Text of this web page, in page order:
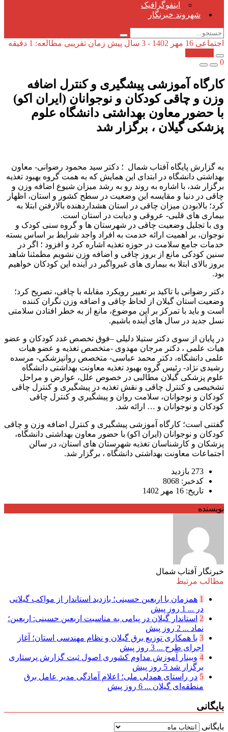
اینفوگرافیک
شهروند خبرنگار
اجتماعی 16 مهر 1402 - 3 سال پیش
زمان تقریبی مطالعه: 1 دقیقه
0
کارگاه آموزشی پیشگیری و کنترل اضافه
وزن و چاقی کودکان و نوجوانان (ایران اکو)
با حضور معاون بهداشتی دانشگاه علوم
پزشکی گیلان ، برگزار شد
به گزارش پایگاه آفتاب شمال ؛ دکتر سید محمود رضوانی- معاون
بهداشتی دانشگاه در ابتدای این همایش که به همت گروه بهبود تغذیه
برگزار شد، با اشاره به روند رو به رشد میزان شیوع اضافه وزن و
چاقی در دنیا و مقایسه این وضعیت در سطح کشور و استان، اظهار
کرد؛ بالابودن میزان چاقی در استان هشداردهنده بالارفتن ابتلا به
بیماری های قلبی- عروقی و دیابت در استان است.
وی با تجلیل وضعیت چاقی در شهرستان ها و گروه سنی کودک و
نوجوان، بر اهمیت ارائه خدمت به افراد واجد شرایط بر اساس بسته
خدمات جامع سلامت در حوزه تغذیه اشاره کرد و افزود ؛ اگر در
سنین کودکی مانع از بروز چاقی و اضافه وزن نشویم مطمئنا شاهد
بروز بالای ابتلا به بیماری های غیرواگیر در آینده این کودکان خواهیم
بود.
دکتر رضوانی با تاکید بر تغییر رویکرد مقابله با چاقی، تصریح کرد؛
وضعیت استان گیلان از لحاظ چاقی و اضافه وزن نگران کننده
است و باید با تمرکز بر این موضوع، مانع از به خطر افتادن سلامتی
نسل جدید در سال های آینده باشیم.
در پایان از سوی دکتر ستیلا دلیلی –فوق تخصص غدد کودکان و عضو
هیات علمی ، دکتر مرجان مهدوی -متخصص تغذیه و عضو هیات
علمی دانشگاه، دکتر محمد عباسی- متخصص روانپزشکی- مرسده
رشیدی نژاد- رئیس گروه بهبود تغذیه معاونت بهداشتی دانشگاه
علوم پزشکی گیلان مطالبی در خصوص علل، عوارض و مراحل
تشخیصی و کنترل چاقی و نقش تغذیه در پیشگیری و کنترل چاقی
کودکان و نوجوانان، سلامت روان و پیشگیری و کنترل چاقی
کودکان و نوجوانان و … ارائه شد.
گفتنی است؛ کارگاه آموزشی پیشگیری و کنترل اضافه وزن و چاقی
کودکان و نوجوانان (ایران اکو) با حضور معاون بهداشتی دانشگاه،
پزشکان و کارشناسان تغذیه شهرستان های استان، در سالن
اجتماعات معاونت بهداشتی دانشگاه ، برگزار شد.
273 بازدید
کدخبر: 8068
تاریخ: 16 مهر 1402
نویسنده
خبرنگار آفتاب شمال
مطالب مرتبط
1 همزمان با اربعین حسینی؛ بازدید استاندار از مواکب گیلانی
در ... 1 روز پیش
2 استاندار گیلان در پیامی به مناسبت اربعین حسینی: اربعین؛
نماد ... 2 روز پیش
3 با همکاری توزیع برق گیلان و نظام مهندسی استان؛ آغاز
اجرای طرح ... 3 روز پیش
4 وبینار آموزش مداوم کشوری اصول ثبت گزارش پرستاری
برگزار شد 5 روز پیش
5 در راستای همدلی ملی؛ اعلام آمادگی مدیر عامل برق
منطقه‌ای گیلان ... 6 روز پیش
بایگانی
بایگانی